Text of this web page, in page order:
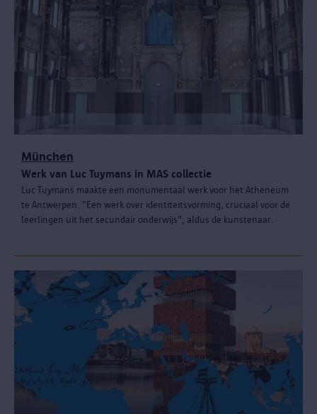
München
Werk van Luc Tuymans in MAS collectie
Luc Tuymans maakte een monumentaal werk voor het Atheneum
te Antwerpen. "Een werk over identiteitsvorming, cruciaal voor de
leerlingen uit het secundair onderwijs", aldus de kunstenaar.